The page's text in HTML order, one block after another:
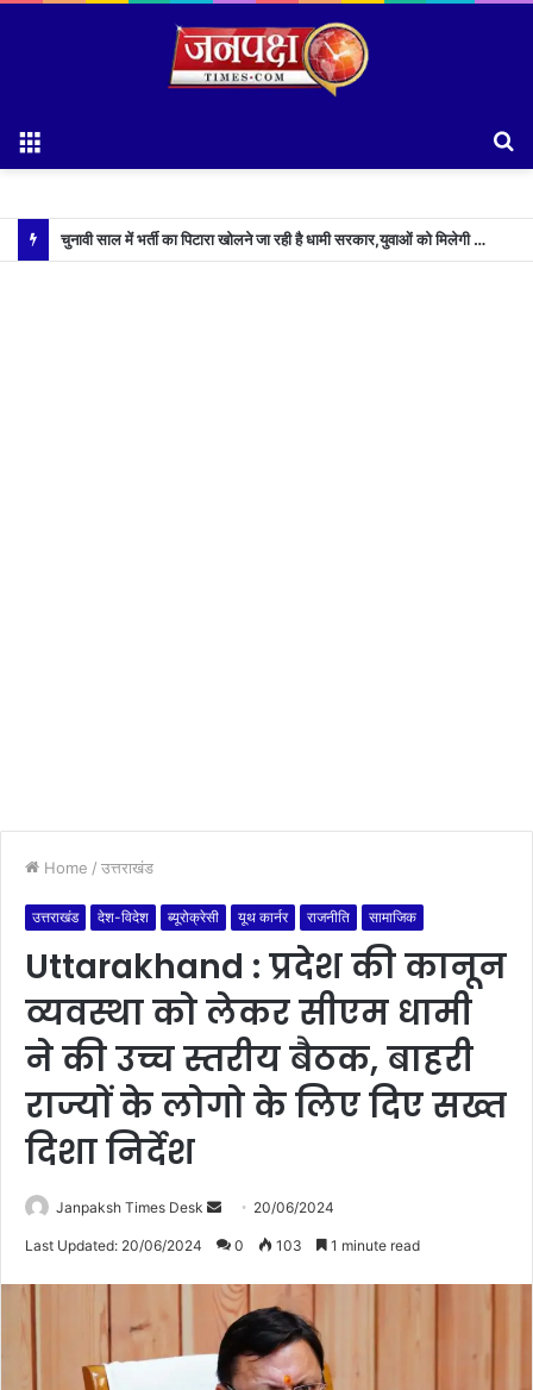
चुनावी साल में भर्ती का पिटारा खोलने जा रही है धामी सरकार,युवाओं को मिलेगी 34 हजार रिकॉर्ड भर्तियों की सौगात
Home / उत्तराखंड
उत्तराखंड देश-विदेश ब्यूरोक्रेसी यूथ कार्नर राजनीति सामाजिक
Uttarakhand : प्रदेश की कानून
व्यवस्था को लेकर सीएम धामी
ने की उच्च स्तरीय बैठक, बाहरी
राज्यों के लोगो के लिए दिए सख्त
दिशा निर्देश
Janpaksh Times Desk
e
d
a
e
20/06/2024
Last Updated: 20/06/2024 0 103 1 minute read